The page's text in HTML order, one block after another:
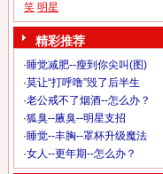
笑 明星
精彩推荐
·睡觉减肥--瘦到你尖叫(图)
·莫让“打呼噜”毁了后半生
·老公戒不了烟酒--怎么办？
·狐臭--腋臭--明星支招
·睡觉--丰胸--罩杯升级魔法
·女人--更年期--怎么办？